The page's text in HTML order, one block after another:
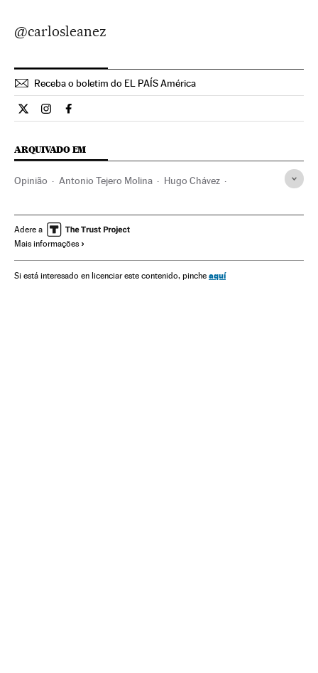
@carlosleanez
Receba o boletim do EL PAÍS América
Opiniao El País Brasil en Twitter
Opiniao El País Brasil en Instagram
Opiniao El País Brasil en Facebook
ARQUIVADO EM
Opinião Antonio Tejero Molina Hugo Chávez
América Latina Delinquência
Economia
Adere a
Mais informações
Si está interesado en licenciar este contenido, pinche aquí